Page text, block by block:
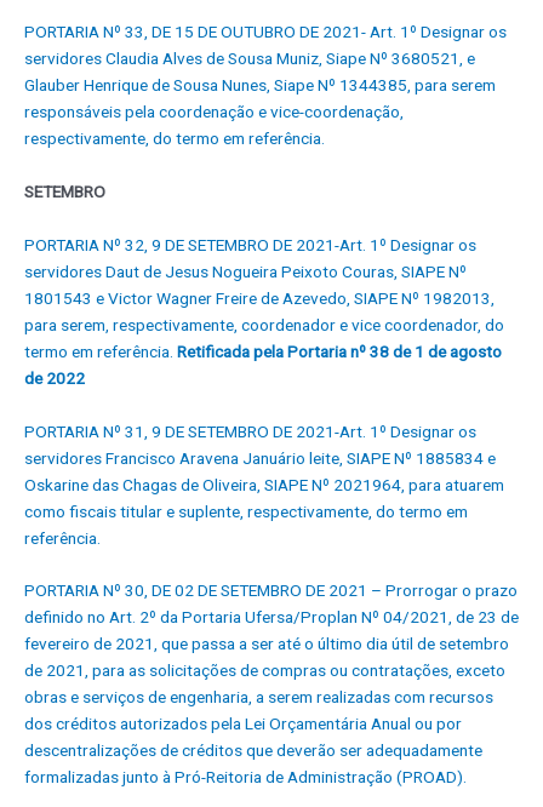
PORTARIA Nº 33, DE 15 DE OUTUBRO DE 2021- Art. 1º Designar os
servidores Claudia Alves de Sousa Muniz, Siape Nº 3680521, e
Glauber Henrique de Sousa Nunes, Siape Nº 1344385, para serem
responsáveis pela coordenação e vice-coordenação,
respectivamente, do termo em referência.
SETEMBRO
PORTARIA Nº 32, 9 DE SETEMBRO DE 2021-Art. 1º Designar os
servidores Daut de Jesus Nogueira Peixoto Couras, SIAPE Nº
1801543 e Victor Wagner Freire de Azevedo, SIAPE Nº 1982013,
para serem, respectivamente, coordenador e vice coordenador, do
termo em referência. Retificada pela Portaria nº 38 de 1 de agosto
de 2022
PORTARIA Nº 31, 9 DE SETEMBRO DE 2021-Art. 1º Designar os
servidores Francisco Aravena Januário leite, SIAPE Nº 1885834 e
Oskarine das Chagas de Oliveira, SIAPE Nº 2021964, para atuarem
como fiscais titular e suplente, respectivamente, do termo em
referência.
PORTARIA Nº 30, DE 02 DE SETEMBRO DE 2021 – Prorrogar o prazo
definido no Art. 2º da Portaria Ufersa/Proplan Nº 04/2021, de 23 de
fevereiro de 2021, que passa a ser até o último dia útil de setembro
de 2021, para as solicitações de compras ou contratações, exceto
obras e serviços de engenharia, a serem realizadas com recursos
dos créditos autorizados pela Lei Orçamentária Anual ou por
descentralizações de créditos que deverão ser adequadamente
formalizadas junto à Pró-Reitoria de Administração (PROAD).